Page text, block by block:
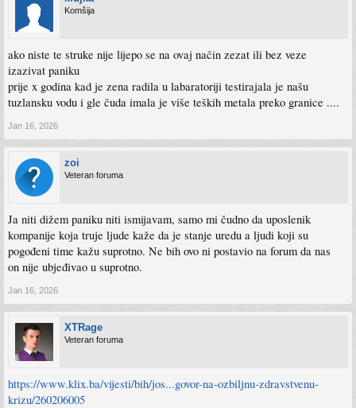
Komšija
ako niste te struke nije lijepo se na ovaj način zezat ili bez veze
izazivat paniku
prije x godina kad je zena radila u labaratoriji testirajala je našu
tuzlansku vodu i gle čuda imala je više teških metala preko granice ....
Jan 16, 2026
zoi
Veteran foruma
Ja niti dižem paniku niti ismijavam, samo mi čudno da uposlenik
kompanije koja truje ljude kaže da je stanje uredu a ljudi koji su
pogođeni time kažu suprotno. Ne bih ovo ni postavio na forum da nas
on nije ubjeđivao u suprotno.
Jan 16, 2026
XTRage
Veteran foruma
https://www.klix.ba/vijesti/bih/jos...govor-na-ozbiljnu-zdravstvenu-
krizu/260206005